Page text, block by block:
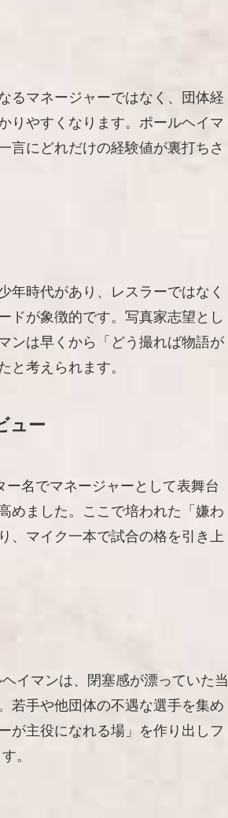
るマネージャーではなく、団体経
りやすくなります。ポールヘイマ
言にどれだけの経験値が裏打ちさ
年時代があり、レスラーではなく
ドが象徴的です。写真家志望とし
ンは早くから「どう撮れば物語が
と考えられます。
ュー
名でマネージャーとして表舞台
めました。ここで培われた「嫌わ
、マイク一本で試合の格を引き上
イマンは、閉塞感が漂っていた当
若手や他団体の不遇な選手を集め
が主役になれる場」を作り出しフ
。